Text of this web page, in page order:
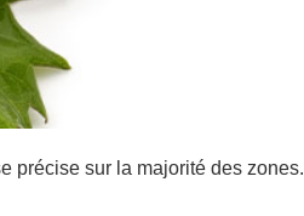
précise sur la majorité des zones.